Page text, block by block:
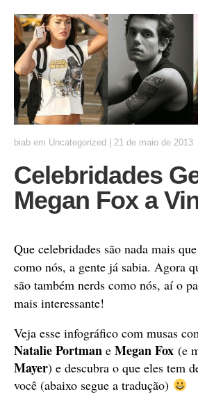
biab em Uncategorized 21 de maio de 2013
Celebridades
Megan Fox a
Que celebridades são nada mais
como nós, a gente já sabia. Agora
são também nerds como nós, aí o
mais interessante!
Veja esse infográfico com musas
Natalie Portman e Megan Fox (e
Mayer) e descubra o que eles tem
você (abaixo segue a tradução)